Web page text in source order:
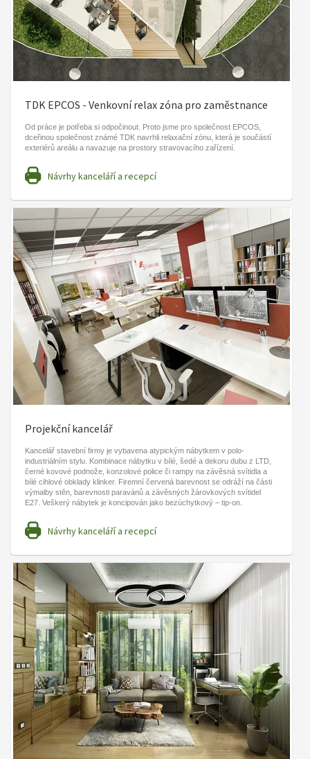
TDK EPCOS - Venkovní relax zóna pro zaměstnance
Od práce je potřeba si odpočinout. Proto jsme pro společnost EPCOS,
dceřinou společnost známé TDK navrhli relaxační zónu, která je součástí
exteriérů areálu a navazuje na prostory stravovacího zařízení.
Návrhy kanceláří a recepcí
Projekční kancelář
Kancelář stavební firmy je vybavena atypickým nábytkem v polo-
industriálním stylu. Kombinace nábytku v bílé, šedé a dekoru dubu z LTD,
černé kovové podnože, konzolové police či rampy na závěsná svítidla a
bílé cihlové obklady klinker. Firemní červená barevnost se odráží na části
výmalby stěn, barevnosti paravánů a závěsných žárovkových svítidel
E27. Veškerý nábytek je koncipován jako bezúchytkový – tip-on.
Návrhy kanceláří a recepcí